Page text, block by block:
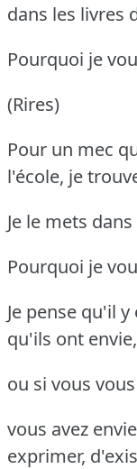
dans les livres
Pourquoi je
(Rires)
Pour un mec
l'école, je
Je le mets
Pourquoi je
Je pense qu'il
qu'ils ont envie,
ou si vous
vous avez
exprimer,